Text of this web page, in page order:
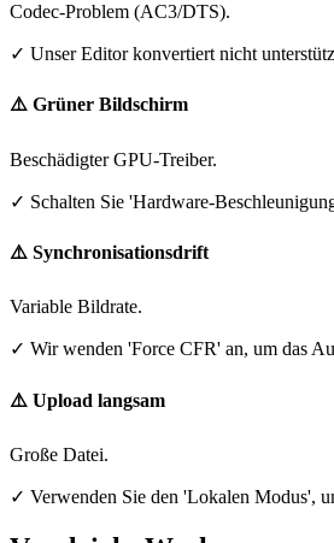
Codec-Problem (AC3/DTS).
✓ Unser Editor konvertiert nicht
⚠️ Grüner Bildschirm
Beschädigter GPU-Treiber.
✓ Schalten Sie 'Hardware-
⚠️ Synchronisationsdrift
Variable Bildrate.
✓ Wir wenden 'Force CFR' an, um das
⚠️ Upload langsam
Große Datei.
✓ Verwenden Sie den 'Lokalen Modus',